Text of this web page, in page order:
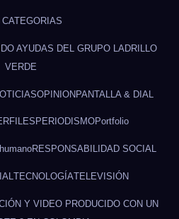
CATEGORIAS
AYUDAS DEL GRUPO LADRILLO
VERDE
OPINIONPANTALLA & DIAL
PERIODISMOPortfolio
RESPONSABILIDAD SOCIAL
TECNOLOGÍATELEVISIÓN
Y VIDEO PRODUCIDO CON UN